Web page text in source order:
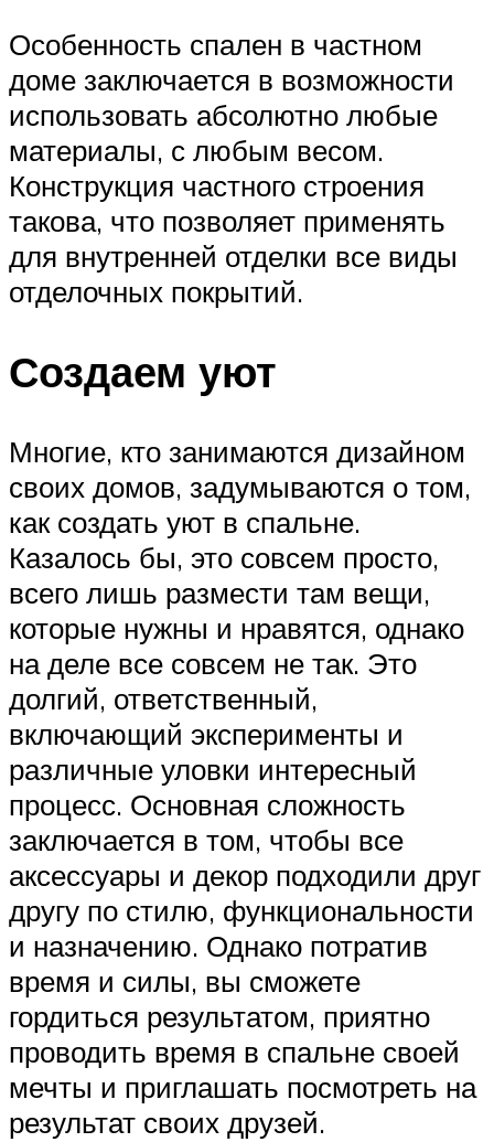
Особенность спален в частном
доме заключается в возможности
использовать абсолютно любые
материалы, с любым весом.
Конструкция частного строения
такова, что позволяет применять
для внутренней отделки все виды
отделочных покрытий.
Создаем уют
Многие, кто занимаются дизайном
своих домов, задумываются о том,
как создать уют в спальне.
Казалось бы, это совсем просто,
всего лишь размести там вещи,
которые нужны и нравятся, однако
на деле все совсем не так. Это
долгий, ответственный,
включающий эксперименты и
различные уловки интересный
процесс. Основная сложность
заключается в том, чтобы все
аксессуары и декор подходили друг
другу по стилю, функциональности
и назначению. Однако потратив
время и силы, вы сможете
гордиться результатом, приятно
проводить время в спальне своей
мечты и приглашать посмотреть на
результат своих друзей.